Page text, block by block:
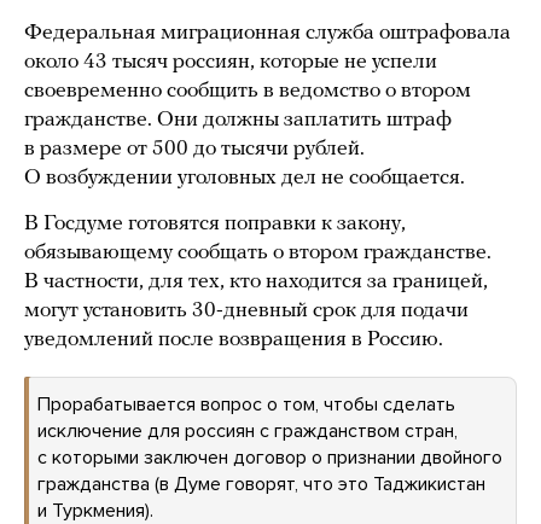
Федеральная миграционная служба оштрафовала
около 43 тысяч россиян, которые не успели
своевременно сообщить в ведомство о втором
гражданстве. Они должны заплатить штраф
в размере от 500 до тысячи рублей.
О возбуждении уголовных дел не сообщается.
В Госдуме готовятся поправки к закону,
обязывающему сообщать о втором гражданстве.
В частности, для тех, кто находится за границей,
могут установить 30-дневный срок для подачи
уведомлений после возвращения в Россию.
Прорабатывается вопрос о том, чтобы сделать
исключение для россиян с гражданством стран,
с которыми заключен договор о признании двойного
гражданства (в Думе говорят, что это Таджикистан
и Туркмения).